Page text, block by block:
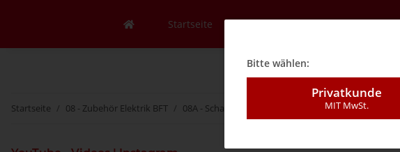
Startseite Mein Konto Kontakt
Startseite 08 - Zubehör Elektrik BFT 08A - Schalter Schlüsselschalter Unter Putz mit
Bitte wählen:
Privatkunde
MIT MwSt.